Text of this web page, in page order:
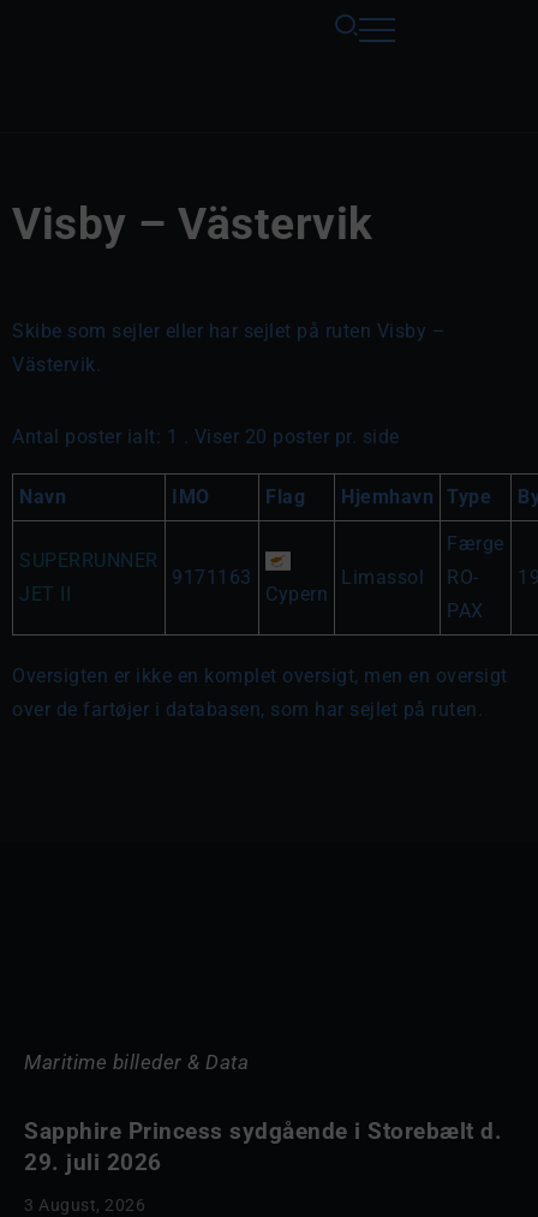
Visby – Västervik
Skibe som sejler eller har sejlet på ruten Visby –
Västervik.
Antal poster ialt: 1 . Viser 20 poster pr. side
Navn IMO Flag Hjemhavn Type
SUPERRUNNER
JET II
9171163
Cypern
Limassol
Færge
RO-
PAX
Oversigten er ikke en komplet oversigt, men en oversigt
over de fartøjer i databasen, som har sejlet på ruten.
Maritime billeder & Data
Sapphire Princess sydgående i Storebælt d.
29. juli 2026
3 August, 2026